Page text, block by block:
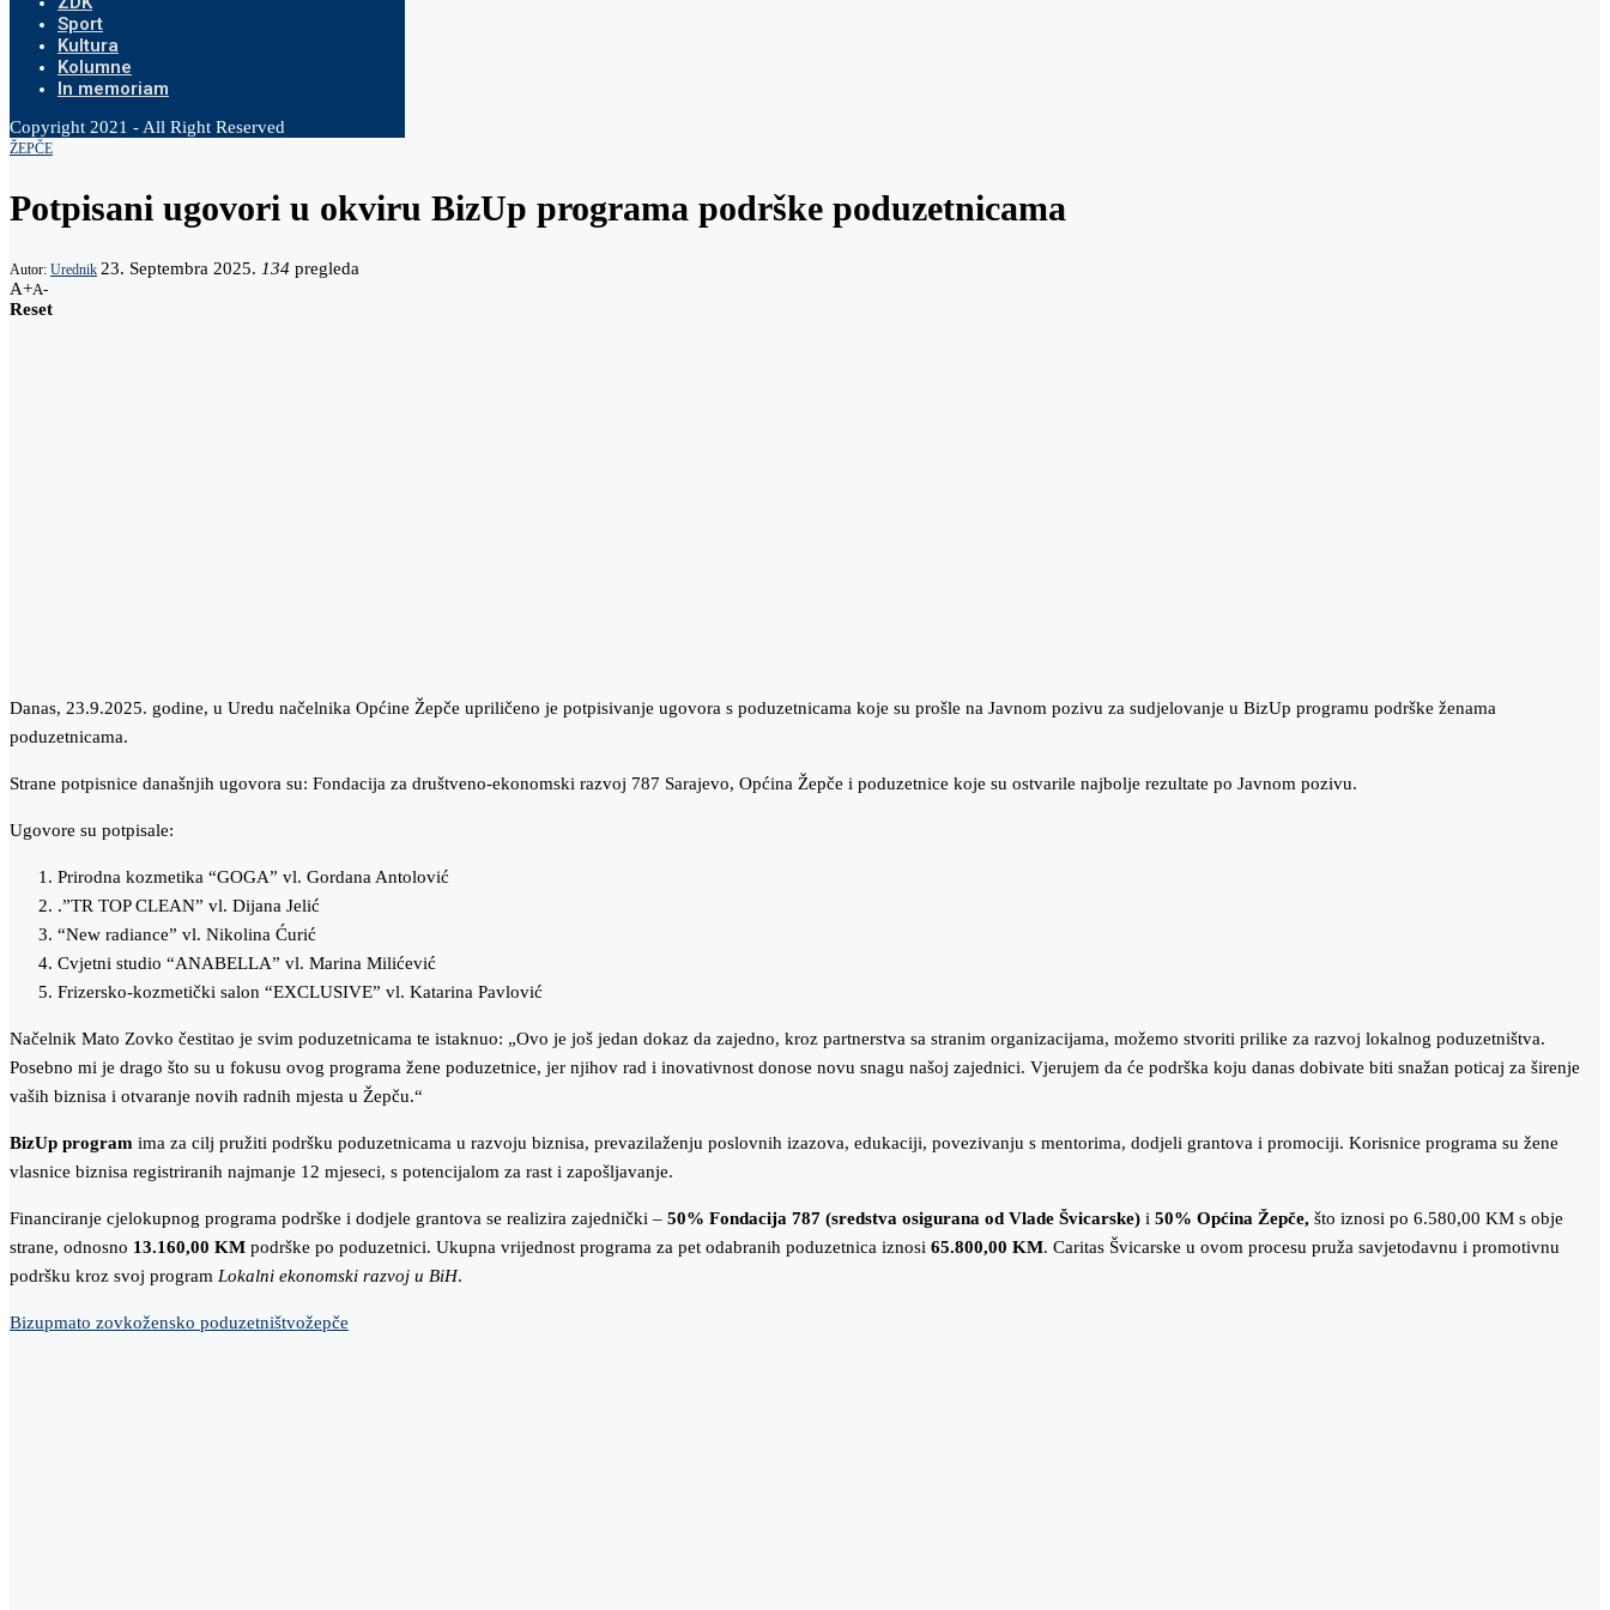
Sport
Kultura
Kolumne
In memoriam
Copyright 2021 - All Right Reserved
ŽEPČE
Potpisani ugovori u okviru BizUp programa podrške poduzetnicama
Autor: Urednik 23. Septembra 2025. 134 pregleda
A+A-
Reset
Danas, 23.9.2025. godine, u Uredu načelnika Općine Žepče upriličeno je potpisivanje ugovora s poduzetnicama koje su prošle na Javnom pozivu za sudjelovanje u BizUp programu podrške ženama
poduzetnicama.
Strane potpisnice današnjih ugovora su: Fondacija za društveno-ekonomski razvoj 787 Sarajevo, Općina Žepče i poduzetnice koje su ostvarile najbolje rezultate po Javnom pozivu.
Ugovore su potpisale:
Prirodna kozmetika “GOGA” vl. Gordana Antolović
.”TR TOP CLEAN” vl. Dijana Jelić
“New radiance” vl. Nikolina Ćurić
Cvjetni studio “ANABELLA” vl. Marina Milićević
Frizersko-kozmetički salon “EXCLUSIVE” vl. Katarina Pavlović
Načelnik Mato Zovko čestitao je svim poduzetnicama te istaknuo: „Ovo je još jedan dokaz da zajedno, kroz partnerstva sa stranim organizacijama, možemo stvoriti prilike za razvoj lokalnog poduzetništva.
Posebno mi je drago što su u fokusu ovog programa žene poduzetnice, jer njihov rad i inovativnost donose novu snagu našoj zajednici. Vjerujem da će podrška koju danas dobivate biti snažan poticaj za širenje
vaših biznisa i otvaranje novih radnih mjesta u Žepču.“
BizUp program ima za cilj pružiti podršku poduzetnicama u razvoju biznisa, prevazilaženju poslovnih izazova, edukaciji, povezivanju s mentorima, dodjeli grantova i promociji. Korisnice programa su žene
vlasnice biznisa registriranih najmanje 12 mjeseci, s potencijalom za rast i zapošljavanje.
Financiranje cjelokupnog programa podrške i dodjele grantova se realizira zajednički – 50% Fondacija 787 (sredstva osigurana od Vlade Švicarske) i 50% Općina Žepče, što iznosi po 6.580,00 KM s obje
strane, odnosno 13.160,00 KM podrške po poduzetnici. Ukupna vrijednost programa za pet odabranih poduzetnica iznosi 65.800,00 KM. Caritas Švicarske u ovom procesu pruža savjetodavnu i promotivnu
podršku kroz svoj program Lokalni ekonomski razvoj u BiH.
Bizupmato zovkožensko poduzetništvožepče